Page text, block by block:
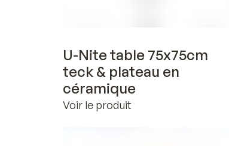
U-Nite table 75x75cm
teck & plateau en
céramique
Voir le produit